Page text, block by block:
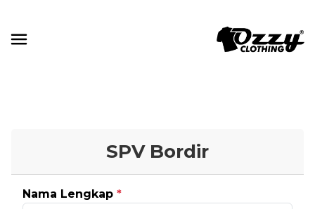
SPV Bordir
Nama Lengkap *